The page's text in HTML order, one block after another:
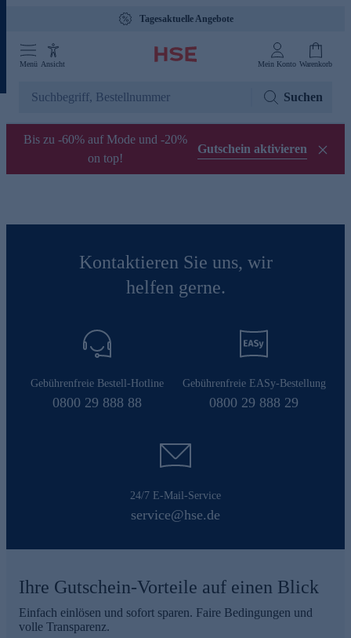
Tagesaktuelle Angebote
Menü Ansicht Mein Konto Warenkorb
Suchen
Bis zu -60% auf Mode und -20%
on top!
Gutschein aktivieren
Kontaktieren Sie uns, wir
helfen gerne.
Gebührenfreie Bestell-Hotline
0800 29 888 88
Gebührenfreie EASy-Bestellung
0800 29 888 29
24/7 E-Mail-Service
service@hse.de
Ihre Gutschein-Vorteile auf einen Blick
Einfach einlösen und sofort sparen. Faire Bedingungen und
volle Transparenz.